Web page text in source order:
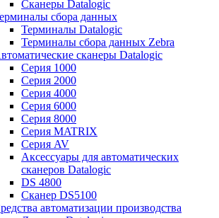
Сканеры Datalogic
сбора данных
Терминалы Datalogic
Терминалы сбора данных Zebra
сканеры Datalogic
Серия 1000
Серия 2000
Серия 4000
Серия 6000
Серия 8000
Серия MATRIX
Серия AV
Аксессуары для автоматических
сканеров Datalogic
DS 4800
Сканер DS5100
автоматизации производства